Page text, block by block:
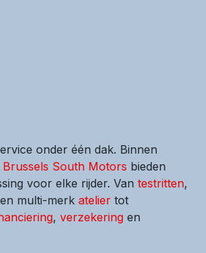
onder één dak. Binnen
Brussels South Motors bieden
voor elke rijder. Van testritten,
en multi-merk atelier tot
, verzekering en